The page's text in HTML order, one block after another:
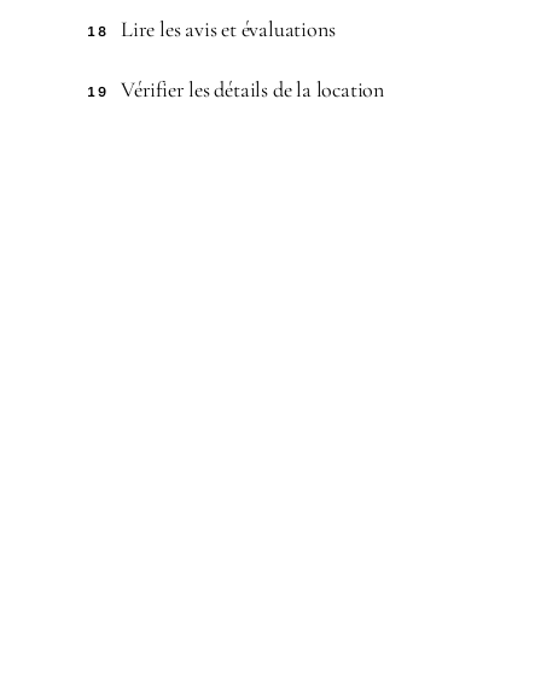
18 Lire les avis et évaluations
19 Vérifier les détails de la location